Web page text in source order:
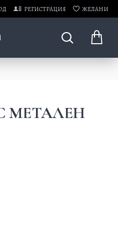
РЕГИСТРАЦИЯ ЖЕЛАНИ
МЕТАЛЕН